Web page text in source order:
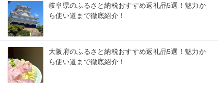
岐阜県のふるさと納税おすすめ返礼品5選！魅力か
ら使い道まで徹底紹介！
大阪府のふるさと納税おすすめ返礼品5選！魅力か
ら使い道まで徹底紹介！